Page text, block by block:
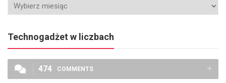
Technogadżet w liczbach
474 COMMENTS